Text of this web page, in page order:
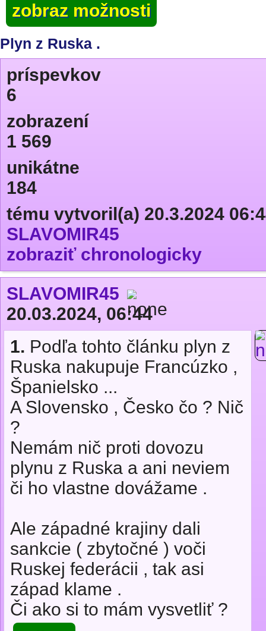
zobraz možnosti
Plyn z Ruska .
príspevkov
6
zobrazení
1 569
unikátne
184
tému vytvoril(a) 20.3.2024
SLAVOMIR45
zobraziť chronologicky
SLAVOMIR45
20.03.2024, 06:44
1. Podľa tohto článku plyn z
Ruska nakupuje Francúzko ,
Španielsko ...
A Slovensko , Česko čo ? Nič
?
Nemám nič proti dovozu
plynu z Ruska a ani neviem
či ho vlastne dovážame .
Ale západné krajiny dali
sankcie ( zbytočné ) voči
Ruskej federácii , tak asi
západ klame .
Či ako si to mám vysvetliť ?